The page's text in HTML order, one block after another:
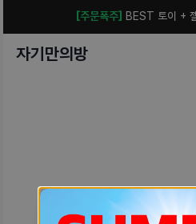
[주문폭주] BEST 토이 +
자기만의방